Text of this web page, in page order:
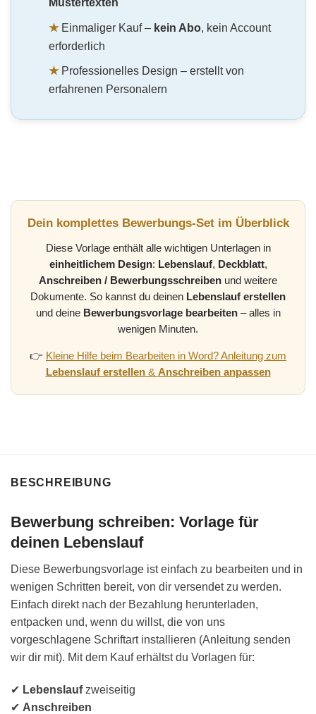
Mustertexten
★Einmaliger Kauf – kein Abo, kein Account
erforderlich
★Professionelles Design – erstellt von
erfahrenen Personalern
Dein komplettes Bewerbungs-Set im Überblick
Diese Vorlage enthält alle wichtigen Unterlagen in
einheitlichem Design: Lebenslauf, Deckblatt,
Anschreiben / Bewerbungsschreiben und weitere
Dokumente. So kannst du deinen Lebenslauf erstellen
und deine Bewerbungsvorlage bearbeiten– alles in
wenigen Minuten.
👉 Kleine Hilfe beim Bearbeiten in Word? Anleitung zum
Lebenslauf erstellen& Anschreiben anpassen
BESCHREIBUNG
Bewerbung schreiben: Vorlage für
deinen Lebenslauf
Diese Bewerbungsvorlage ist einfach zu bearbeiten und in
wenigen Schritten bereit, von dir versendet zu werden.
Einfach direkt nach der Bezahlung herunterladen,
entpacken und, wenn du willst, die von uns
vorgeschlagene Schriftart installieren (Anleitung senden
wir dir mit). Mit dem Kauf erhältst du Vorlagen für:
✔ Lebenslauf zweiseitig
✔ Anschreiben